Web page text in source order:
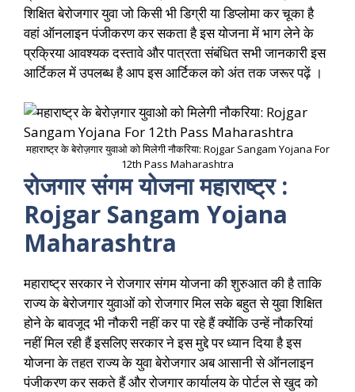
शिक्षित बेरोजगार युवा जो किसी भी डिग्री या डिप्लोमा कर चूका है
वहां ऑनलाइन पंजीकरण कर सकता है इस योजना में भाग लेने के
प्रक्रिया आवश्यक दस्तावे और पात्रता संबंधित सभी जानकारी इस
आर्टिकल में उपलब्ध है आप इस आर्टिकल को अंत तक जरूर पढ़ें ।
महाराष्ट्र के बेरोज़गार युवाओ को मिलेगी नौकरिया: Rojgar Sangam Yojana For
12th Pass Maharashtra
रोजगार संगम योजना महाराष्ट्र :
Rojgar Sangam Yojana
Maharashtra
महाराष्ट्र सरकार ने रोजगार संगम योजना की शुरुआत की है ताकि
राज्य के बेरोजगार युवाओं को रोजगार मिल सके बहुत से युवा शिक्षित
होने के बावजूद भी नौकरी नहीं कर पा रहे हैं क्योंकि उन्हें नौकरियां
नहीं मिल रही हैं इसलिए सरकार ने इस मुद्दे पर ध्यान दिया है इस
योजना के तहत राज्य के युवा बेरोजगार अब आसानी से ऑनलाइन
पंजीकरण कर सकते हैं और रोजगार कार्यालय के पोर्टल से खुद को